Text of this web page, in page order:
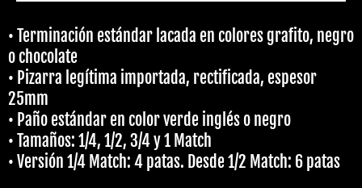
• Terminación estándar lacada en colores grafito, negro
o chocolate
• Pizarra legítima importada, rectificada, espesor
25mm
• Paño estándar en color verde inglés o negro
• Tamaños: 1/4, 1/2, 3/4 y 1 Match
• Versión 1/4 Match: 4 patas. Desde 1/2 Match: 6 patas